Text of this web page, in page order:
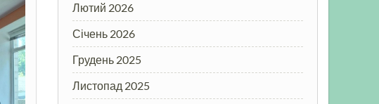
Лютий 2026
Січень 2026
Грудень 2025
Листопад 2025